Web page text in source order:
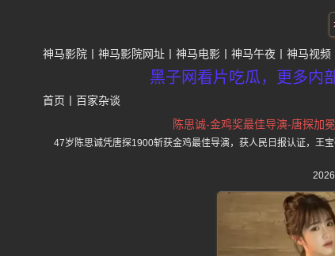
神马影院 神马影院网址 神马电影 神马午夜 神马视频
黑子网看片吃瓜，更多内
首页 百家杂谈
陈思诚-金鸡奖最佳导演-唐探加
47岁陈思诚凭唐探1900斩获金鸡最佳导演，获人民日报认证，王